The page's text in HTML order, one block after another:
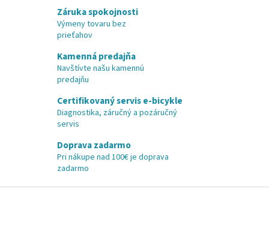
Záruka spokojnosti
Výmeny tovaru bez
prieťahov
Kamenná predajňa
Navštívte našu kamennú
predajňu
Certifikovaný servis e-bicykle
Diagnostika, záručný a pozáručný
servis
Doprava zadarmo
Pri nákupe nad 100€ je doprava
zadarmo